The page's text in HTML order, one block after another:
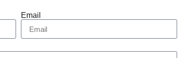
Email